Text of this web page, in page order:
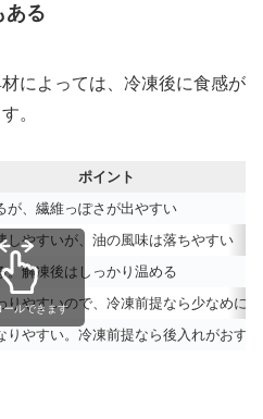
ある
によっては、冷凍後に食感が
。
ポイント
が、繊維っぽさが出やすい
しやすいが、油の風味は落ちやすい
。解凍後はしっかり温める
りやすいので、冷凍前提なら少なめに
りやすい。冷凍前提なら後入れがおす
ールできます